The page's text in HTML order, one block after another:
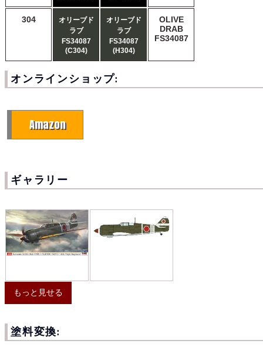
304
オリーブド
ラブ
FS34087
(C304)
オリーブド
ラブ
FS34087
(H304)
OLIVE
DRAB
FS34087
オンラインショップ:
Amazon
ギャラリー
もっと見せる
塗料変換: